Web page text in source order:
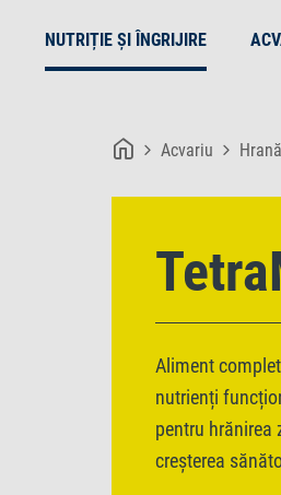
NUTRIȚIE ȘI ÎNGRIJIRE
Acvariu Hrană
Aliment
nutrienți
pentru hrănirea
creșterea